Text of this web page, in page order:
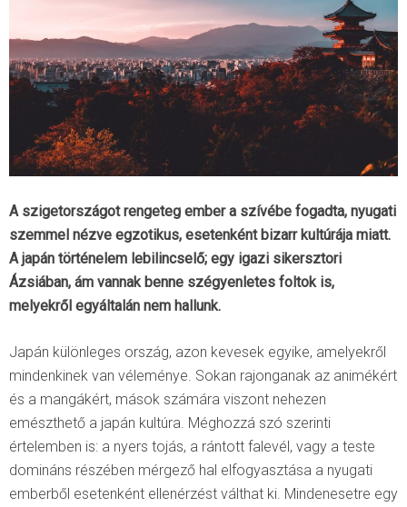
A szigetországot rengeteg ember a szívébe fogadta, nyugati
szemmel nézve egzotikus, esetenként bizarr kultúrája miatt.
A japán történelem lebilincselő; egy igazi sikersztori
Ázsiában, ám vannak benne szégyenletes foltok is,
melyekről egyáltalán nem hallunk.
Japán különleges ország, azon kevesek egyike, amelyekről
mindenkinek van véleménye. Sokan rajonganak az animékért
és a mangákért, mások számára viszont nehezen
emészthető a japán kultúra. Méghozzá szó szerinti
értelemben is: a nyers tojás, a rántott falevél, vagy a teste
domináns részében mérgező hal elfogyasztása a nyugati
emberből esetenként ellenérzést válthat ki. Mindenesetre egy